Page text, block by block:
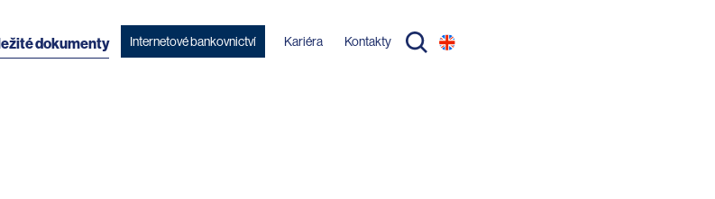
dokumenty Internetové bankovnictví Kariéra Kontakty